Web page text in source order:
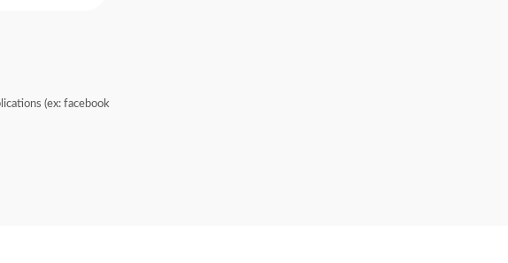
(ex: facebook